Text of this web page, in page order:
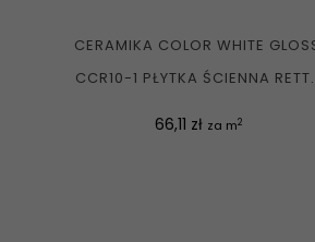
CERAMIKA COLOR WHITE
CCR10-1 PŁYTKA ŚCIENNA
Cena
66,11 zł za m2